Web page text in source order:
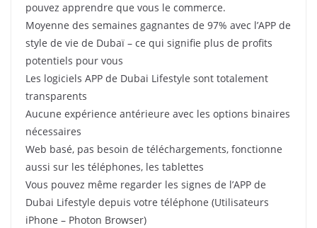
pouvez apprendre que vous le commerce.
Moyenne des semaines gagnantes de 97% avec l’APP de
style de vie de Dubaï – ce qui signifie plus de profits
potentiels pour vous
Les logiciels APP de Dubai Lifestyle sont totalement
transparents
Aucune expérience antérieure avec les options binaires
nécessaires
Web basé, pas besoin de téléchargements, fonctionne
aussi sur les téléphones, les tablettes
Vous pouvez même regarder les signes de l’APP de
Dubai Lifestyle depuis votre téléphone (Utilisateurs
iPhone – Photon Browser)